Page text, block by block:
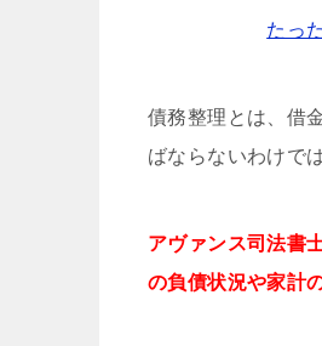
たっ
債務整理とは、借
ばならないわけで
アヴァンス司法書
の負債状況や家計